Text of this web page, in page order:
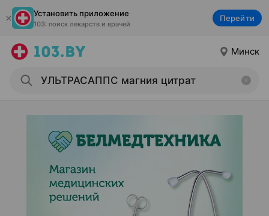
Установить приложение
103: поиск лекарств и врачей
Перейти
Минск